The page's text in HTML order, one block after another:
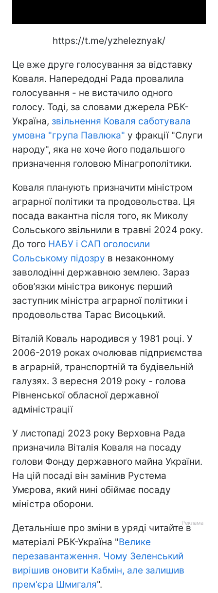
https://t.me/yzheleznyak/
Це вже друге голосування за відставку
Коваля. Напередодні Рада провалила
голосування - не вистачило одного
голосу. Тоді, за словами джерела РБК-
Україна, звільнення Коваля саботувала
умовна "група Павлюка" у фракції "Слуги
народу", яка не хоче його подальшого
призначення головою Мінагрополітики.
Коваля планують призначити міністром
аграрної політики та продовольства. Ця
посада вакантна після того, як Миколу
Сольського звільнили в травні 2024 року.
До того НАБУ і САП оголосили
Сольському підозру в незаконному
заволодінні державною землею. Зараз
обов’язки міністра виконує перший
заступник міністра аграрної політики і
продовольства Тарас Висоцький.
Віталій Коваль народився у 1981 році. У
2006-2019 роках очолював підприємства
в аграрній, транспортній та будівельній
галузях. З вересня 2019 року - голова
Рівненської обласної державної
адміністрації
У листопаді 2023 року Верховна Рада
призначила Віталія Коваля на посаду
голови Фонду державного майна України.
На цій посаді він замінив Рустема
Умєрова, який нині обіймає посаду
міністра оборони.
Детальніше про зміни в уряді читайте в
матеріалі РБК-Україна "Велике
перезавантаження. Чому Зеленський
вирішив оновити Кабмін, але залишив
прем'єра Шмигаля".